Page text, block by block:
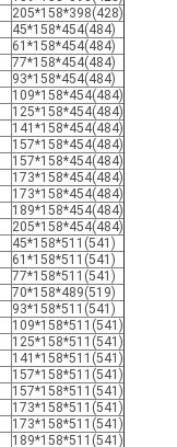
205*158*398(428)
45*158*454(484)
61*158*454(484)
77*158*454(484)
93*158*454(484)
109*158*454(484)
125*158*454(484)
141*158*454(484)
157*158*454(484)
157*158*454(484)
173*158*454(484)
173*158*454(484)
189*158*454(484)
205*158*454(484)
45*158*511(541)
61*158*511(541)
77*158*511(541)
70*158*489(519)
93*158*511(541)
109*158*511(541)
125*158*511(541)
141*158*511(541)
157*158*511(541)
157*158*511(541)
173*158*511(541)
173*158*511(541)
189*158*511(541)